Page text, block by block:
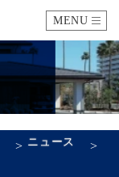
MENU
> ニュース >